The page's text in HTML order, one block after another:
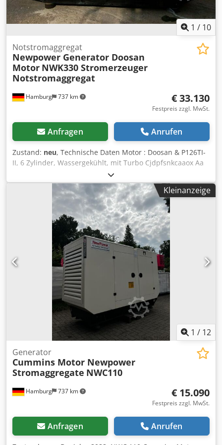
1 / 10
Hamburg 737 km
Notstromaggregat
Newpower Generator Doosan
Motor NWK330 Stromerzeuger
Notstromaggregat
€ 33.130
Festpreis zzgl. MwSt.
Anfragen Anrufen
Zustand: neu, Technische Daten Motor : Doosan & P126TI-
II, 6 Zylinder, Wassergekühlt, mit Turbo Cjdpfsnkcaaox Aa
Esha Generator: Newpower NW/N 330 Dauerleistung: 240
kW / 300 kVA Maximalleistung: 264 kW / 330 kVA
Kontrollsystem: Deep Sea DSE 7320 Anschluss: Direkt-
Anschluss (optionale Leistungsschalter, Steckdosen,
automatischer Transfer-Schalter.) Frequenz : 50 Hz & 3-
Phasig Spannung: 400/230 V RPM : 1500 U/min.
Abmessungen (LxBxH): 3960x 1356 x 2167mm Gewicht:
3200 Kg Netzüberwachung, Schallgedämmt Versand: - Ein
weltweiter Transport ist gegen Aufpreis möglich - Um
einen exakten Frachtpreis nennen zu können senden Sie
uns bitte eine Anfrage mit Ihren Daten und Ihrer
vollständigen Adresse
Kleinanzeige
1 / 12
Hamburg 737 km
Generator
Cummins Motor Newpower
Stromaggregate NWC110
€ 15.090
Festpreis zzgl. MwSt.
Anfragen Anrufen